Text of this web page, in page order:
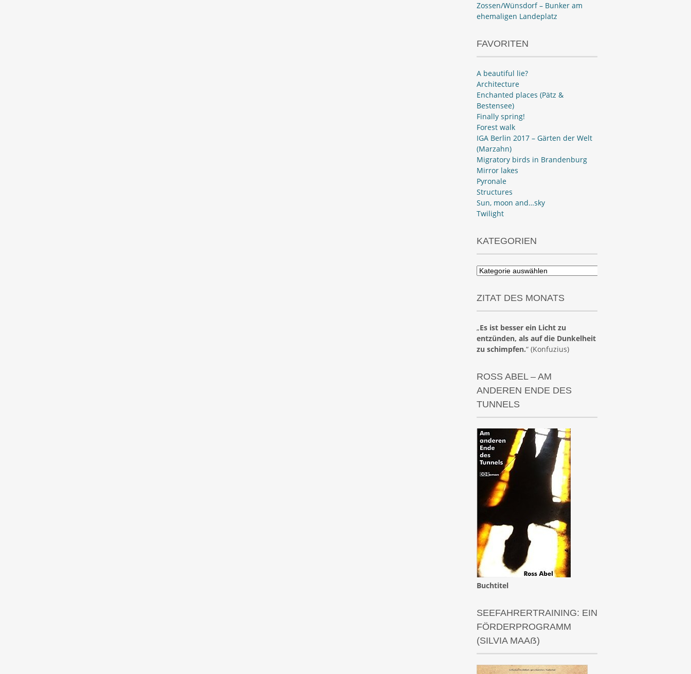
Zossen/Wünsdorf – Bunker am
ehemaligen Landeplatz
FAVORITEN
A beautiful lie?
Architecture
Enchanted places (Pätz &
Bestensee)
Finally spring!
Forest walk
IGA Berlin 2017 – Gärten der Welt
(Marzahn)
Migratory birds in Brandenburg
Mirror lakes
Pyronale
Structures
Sun, moon and…sky
Twilight
KATEGORIEN
Kategorien
ZITAT DES MONATS
„Es ist besser ein Licht zu
entzünden, als auf die Dunkelheit
zu schimpfen.“ (Konfuzius)
ROSS ABEL – AM
ANDEREN ENDE DES
TUNNELS
Buchtitel
SEEFAHRERTRAINING: EIN
FÖRDERPROGRAMM
(SILVIA MAAẞ)